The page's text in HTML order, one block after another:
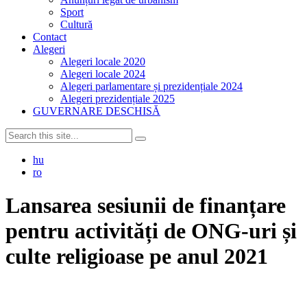
Sport
Cultură
Contact
Alegeri
Alegeri locale 2020
Alegeri locale 2024
Alegeri parlamentare și prezidențiale 2024
Alegeri prezidențiale 2025
GUVERNARE DESCHISĂ
hu
ro
Lansarea sesiunii de finanțare
pentru activități de ONG-uri și
culte religioase pe anul 2021